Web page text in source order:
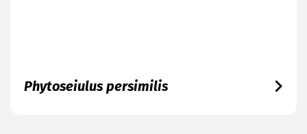
Phytoseiulus persimilis